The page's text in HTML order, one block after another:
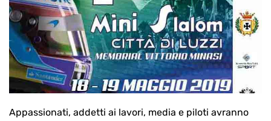
Appassionati, addetti ai lavori, media e piloti avranno